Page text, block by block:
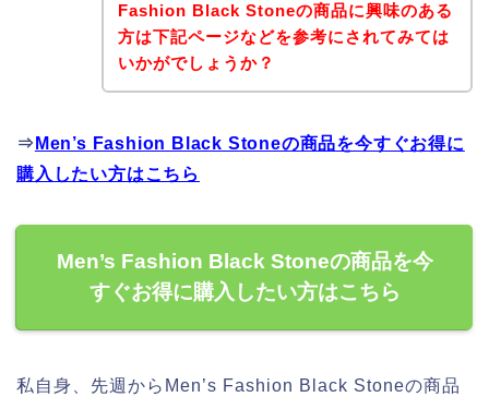
Fashion Black Stoneの商品に興味のある
方は下記ページなどを参考にされてみては
いかがでしょうか？
⇒ Men’s Fashion Black Stoneの商品を今すぐお得に
購入したい方はこちら
Men’s Fashion Black Stoneの商品を今
すぐお得に購入したい方はこちら
私自身、先週からMen’s Fashion Black Stoneの商品